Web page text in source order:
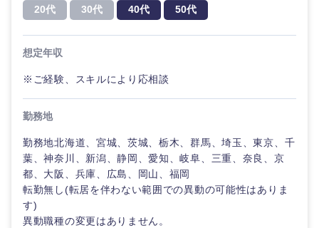
20代 30代 40代 50代
想定年収
※ご経験、スキルにより応相談
勤務地
勤務地北海道、宮城、茨城、栃木、群馬、埼玉、東京、千
葉、神奈川、新潟、静岡、愛知、岐阜、三重、奈良、京
都、大阪、兵庫、広島、岡山、福岡
転勤無し(転居を伴わない範囲での異動の可能性はありま
す)
異動職種の変更はありません。